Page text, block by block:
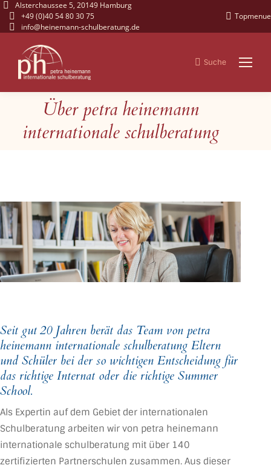
Alsterchaussee 5, 20149 Hamburg
+49 (0)40 54 80 30 75
info@heinemann-schulberatung.de
Topmenue
Search:
Suche
Über petra heinemann
internationale schulberatung
Sie befinden sich hier:
Seit gut 20 Jahren berät das Team von petra
heinemann internationale schulberatung Eltern
und Schüler bei der so wichtigen Entscheidung für
das richtige Internat oder die richtige Summer
School.
Als Expertin auf dem Gebiet der internationalen
Schulberatung arbeiten wir von petra heinemann
internationale schulberatung mit über 140
zertifizierten Partnerschulen zusammen. Aus dieser